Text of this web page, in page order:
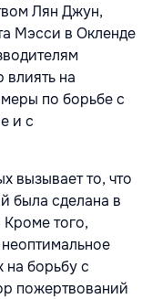
Лян Джун,
Мэсси в Окленде
на
по борьбе с
и с
вызывает то, что
была сделана в
того,
на борьбу с
пожертвований